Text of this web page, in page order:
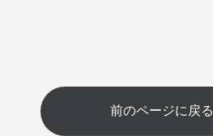
前のページに戻る